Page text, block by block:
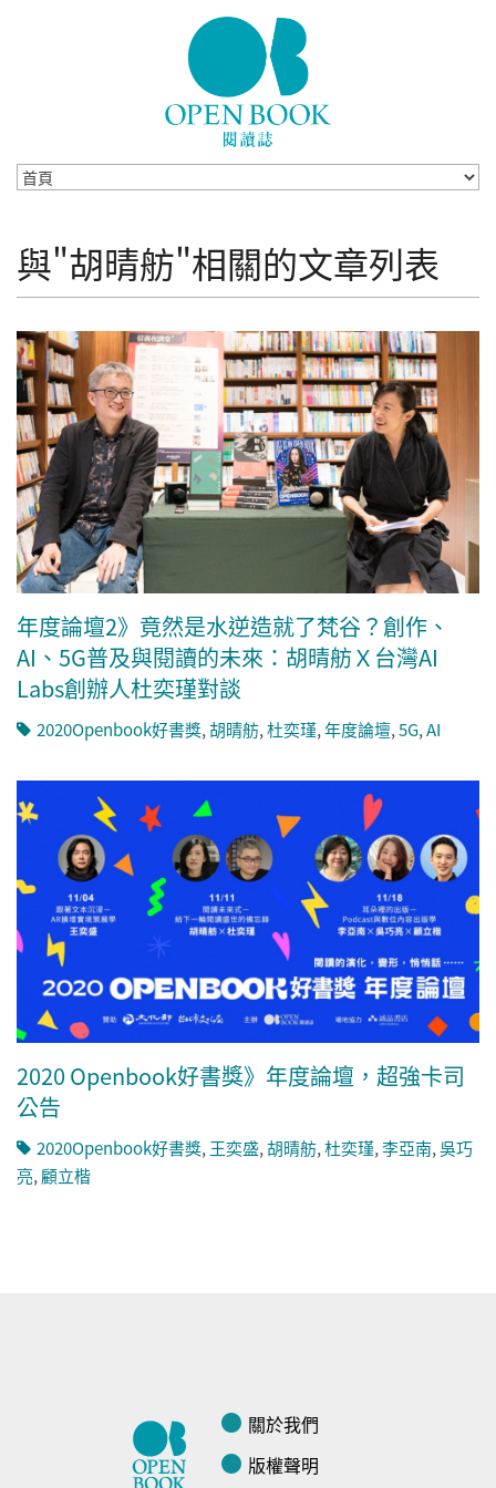
與"胡晴舫"相關的文章列表
年度論壇2》竟然是水逆造就了梵谷？創作、
AI、5G普及與閱讀的未來：胡晴舫Ｘ台灣AI
Labs創辦人杜奕瑾對談
2020Openbook好書獎,胡晴舫,杜奕瑾,年度論壇,5G,AI
2020 Openbook好書獎》年度論壇，超強卡司
公告
2020Openbook好書獎, 王奕盛,胡晴舫,杜奕瑾,李亞南,吳巧
亮, 顧立楷
關於我們
版權聲明